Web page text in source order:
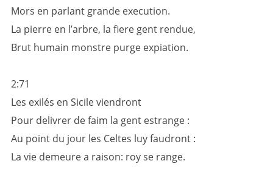
Mors en parlant grande execution.
La pierre en l’arbre, la fiere gent rendue,
Brut humain monstre purge expiation.
2:71
Les exilés en Sicile viendront
Pour delivrer de faim la gent estrange :
Au point du jour les Celtes luy faudront :
La vie demeure a raison: roy se range.